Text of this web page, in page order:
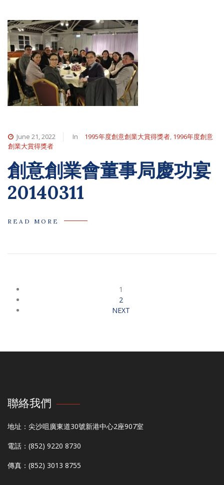
June 21, 2022 In 1995年度創意創業大賞得獎者, 1996年度創意
創業大賞得獎者
創意創業會董事局慶功宴
20140311
READ MORE
1
2
NEXT
聯絡我們
地址：尖沙咀廣東道30號新港中心2座907室
電話：(852) 9220 8730
傳真：(852) 3013 8755